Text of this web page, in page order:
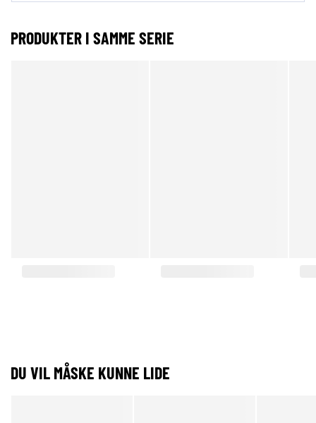
PRODUKTER I SAMME SERIE
DU VIL MÅSKE KUNNE LIDE